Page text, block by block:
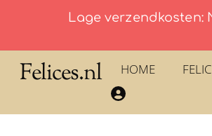
Lage verzendkosten:
Felices.nl HOME